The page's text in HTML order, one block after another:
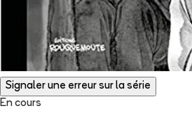
Signaler une erreur sur la série
En cours